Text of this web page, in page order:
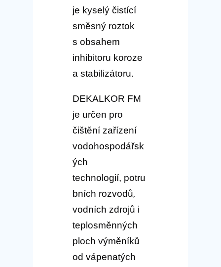
je kyselý čistící
směsný roztok
s obsahem
inhibitoru koroze
a stabilizátoru.
DEKALKOR FM
je určen pro
čištění zařízení
vodohospodářsk
ých
technologií, potru
bních rozvodů,
vodních zdrojů i
teplosměnných
ploch výměníků
od vápenatých